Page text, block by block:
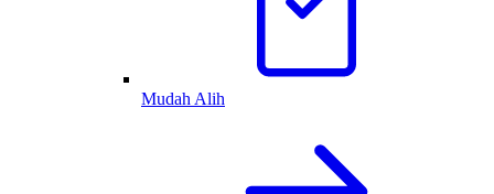
Mudah Alih